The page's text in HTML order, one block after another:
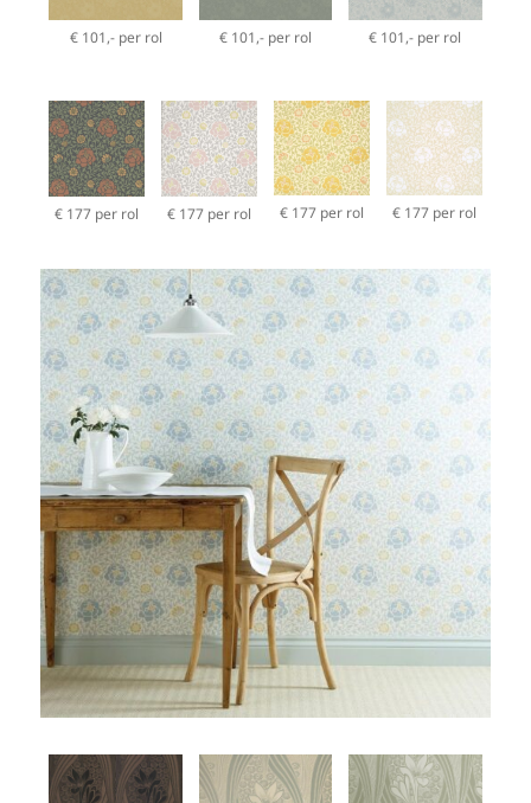
€ 101,- per rol € 101,- per rol € 101,- per rol
€ 177 per rol € 177 per rol € 177 per rol € 177 per rol